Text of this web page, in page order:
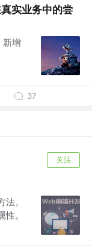
实业务中的尝
新增
37
关注
。
。